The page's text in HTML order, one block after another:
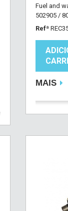
Fuel and
502905 /
Refª
MAIS